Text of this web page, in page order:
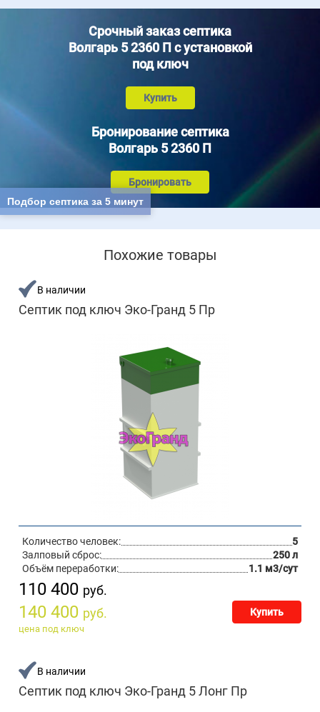
Срочный заказ септика
Волгарь 5 2360 П с установкой
под ключ
Купить
Бронирование септика
Волгарь 5 2360 П
Бронировать
Похожие товары
В наличии
Септик под ключ Эко-Гранд 5 Пр
Количество человек:
5
Залповый сброс:
250 л
Объём переработки:
1.1 м3/сут
110 400 руб.
140 400 руб. Купить
цена под ключ
В наличии
Септик под ключ Эко-Гранд 5 Лонг Пр
Подбор септика за 5 минут